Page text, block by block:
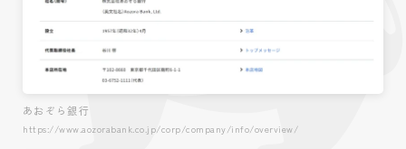
あおぞら銀行
https://www.aozorabank.co.jp/corp/company/info/overview/